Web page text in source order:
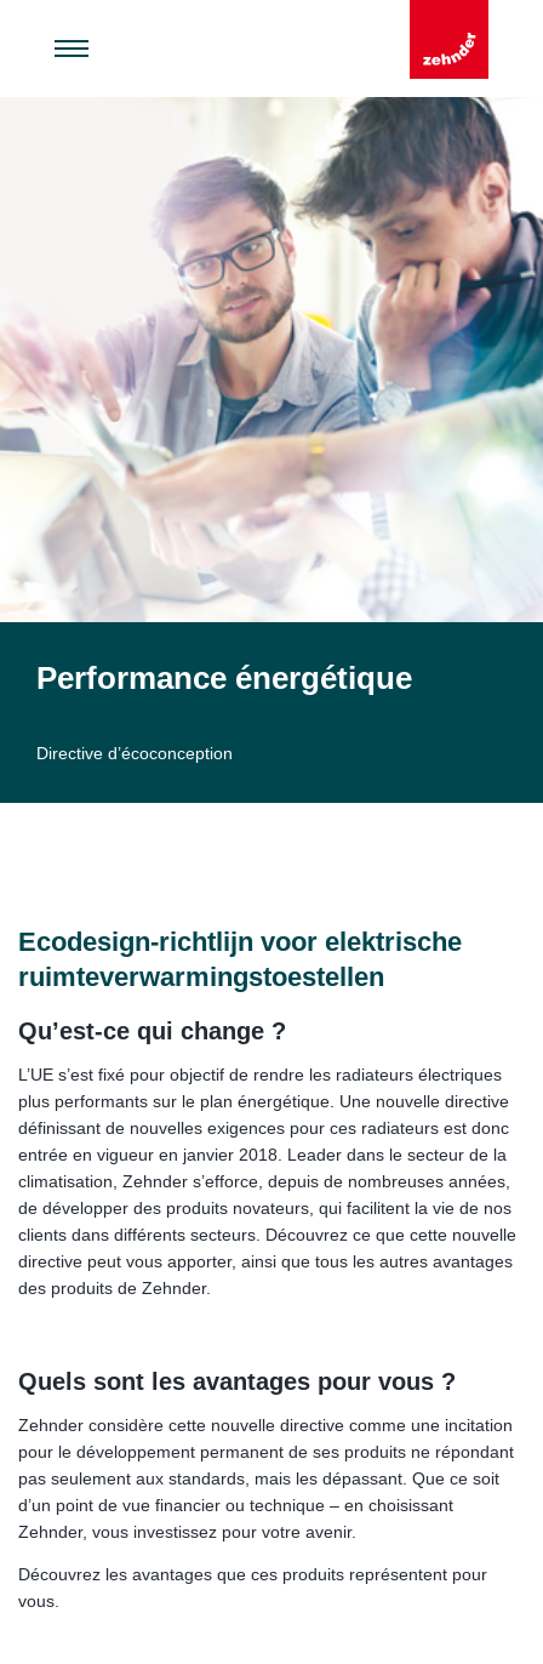
Performance énergétique
Directive d’écoconception
Ecodesign-richtlijn voor elektrische
ruimteverwarmingstoestellen
Qu’est-ce qui change ?
L’UE s’est fixé pour objectif de rendre les radiateurs électriques
plus performants sur le plan énergétique. Une nouvelle directive
définissant de nouvelles exigences pour ces radiateurs est donc
entrée en vigueur en janvier 2018. Leader dans le secteur de la
climatisation, Zehnder s’efforce, depuis de nombreuses années,
de développer des produits novateurs, qui facilitent la vie de nos
clients dans différents secteurs. Découvrez ce que cette nouvelle
directive peut vous apporter, ainsi que tous les autres avantages
des produits de Zehnder.
Quels sont les avantages pour vous ?
Zehnder considère cette nouvelle directive comme une incitation
pour le développement permanent de ses produits ne répondant
pas seulement aux standards, mais les dépassant. Que ce soit
d’un point de vue financier ou technique – en choisissant
Zehnder, vous investissez pour votre avenir.
Découvrez les avantages que ces produits représentent pour
vous.